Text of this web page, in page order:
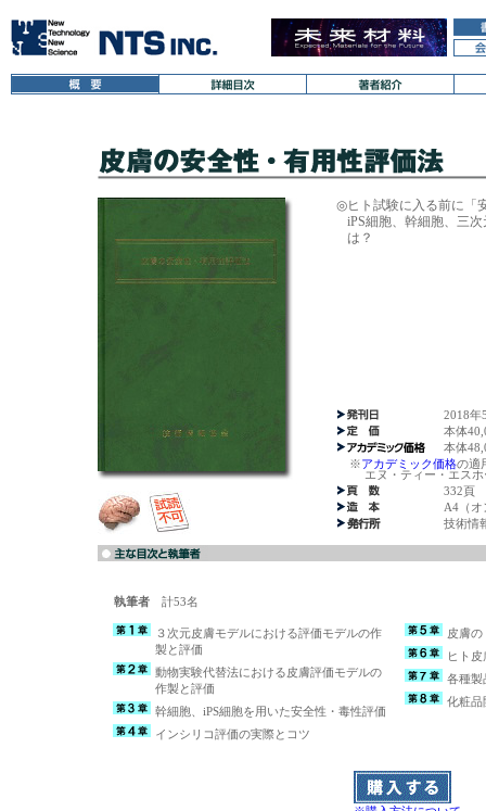
◎ヒト試験に入る前に「
iPS細胞、幹細胞、三
は？
2018年
本体
本体
※アカデミック価格の適
エヌ・ティー・エスホ
332頁
A4（オ
技術情
執筆者 計53名
３次元皮膚モデルにおける評価モデルの作
製と評価
動物実験代替法における皮膚評価モデルの
作製と評価
幹細胞、iPS細胞を用いた安全性・毒性評価
インシリコ評価の実際とコツ
皮膚
ヒト
各種製
化粧品